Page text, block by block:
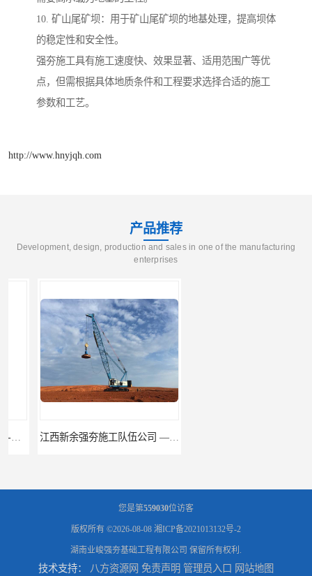
10. 矿山尾矿坝：用于矿山尾矿坝的地基处理，提高坝体
的稳定性和安全性。
强夯施工具有施工速度快、效果显著、适用范围广等优
点，但需根据具体地质条件和工程要求选择合适的施工
参数和工艺。
http://www.hnyjqh.com
产品推荐
Development, design, production and sales in one of the manufacturing
enterprises
江西新余强夯施工队伍公司 —业峻强夯基础工程 湖南强夯施工公司
您是第559030位访客
版权所有 ©2026-08-08 湘ICP备2021013132号-2
湖南业峻强夯基础工程有限公司 保留所有权利.
技术支持： 八方资源网 免责声明 管理员入口 网站地图